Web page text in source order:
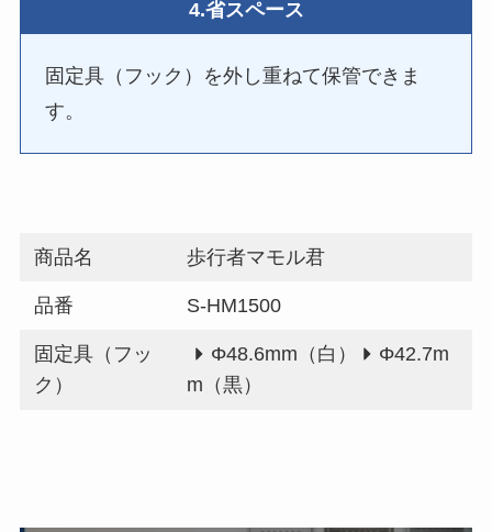
4.省スペース
固定具（フック）を外し重ねて保管できま
す。
商品名 歩行者マモル君
品番 S-HM1500
固定具（フッ
ク）
Φ48.6mm（白）
Φ42.7m
m（黒）